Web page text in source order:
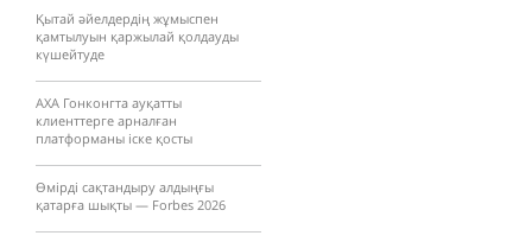
Қытай әйелдердің жұмыспен
қамтылуын қаржылай қолдауды
күшейтуде
AXA Гонконгта ауқатты
клиенттерге арналған
платформаны іске қосты
Өмірді сақтандыру алдыңғы
қатарға шықты — Forbes 2026